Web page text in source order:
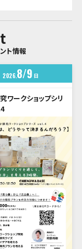
ト情報
20268 9 日
ワークショップシリ